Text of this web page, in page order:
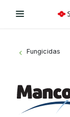
Líneas de
Fungicidas
¿Necesitas
Fungicidas